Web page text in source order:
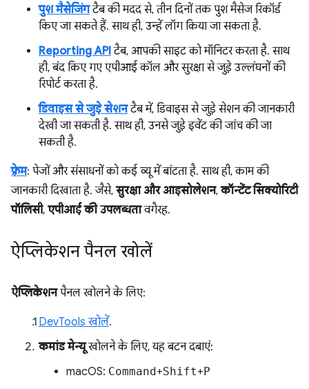
पुश मैसेजिंगटैब की मदद से, तीन दिनों तक पुश मैसेज रिकॉर्ड
किए जा सकते हैं. साथ ही, उन्हें लॉग किया जा सकता है.
Reporting APIटैब, आपकी साइट को मॉनिटर करता है. साथ
ही, बंद किए गए एपीआई कॉल और सुरक्षा से जुड़े उल्लंघनों की
रिपोर्ट करता है.
डिवाइस से जुड़े सेशनटैब में, डिवाइस से जुड़े सेशन की जानकारी
देखी जा सकती है. साथ ही, उनसे जुड़े इवेंट की जांच की जा
सकती है.
फ़्रेम: पेजों और संसाधनों को कई व्यू में बांटता है. साथ ही, काम की
जानकारी दिखाता है. जैसे, सुरक्षा और आइसोलेशन,कॉन्टेंट सिक्योरिटी
पॉलिसी, एपीआई की उपलब्धतावगैरह.
ऐप्लिकेशन पैनल खोलें
ऐप्लिकेशनपैनल खोलने के लिए:
DevTools खोलें.
कमांड मेन्यूखोलने के लिए, यह बटन दबाएं:
macOS: Command+Shift+P